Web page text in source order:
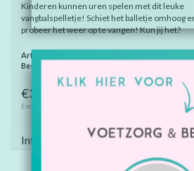
Kinderen kunnen uren spelen met dit leuke
vangbalspelletje! Schiet het balletje omhoog
probeer het weer op te vangen! Kun jij het?
Artikelnummer:
Beschikbaarheid:
€37,40
Excl. btw
Informatie